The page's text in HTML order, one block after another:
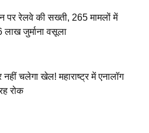
पर रेलवे की सख्ती, 265 मामलों में
लाख जुर्माना वसूला
नहीं चलेगा खेल! महाराष्ट्र में एनालॉग
रोक